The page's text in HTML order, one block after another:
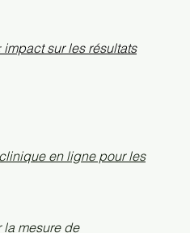
sur les résultats
en ligne pour les
mesure de